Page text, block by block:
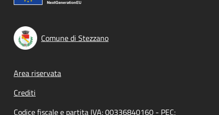
Comune di Stezzano
Footer menu
Area riservata
Crediti
Codice fiscale e partita IVA: 00336840160 - PEC: